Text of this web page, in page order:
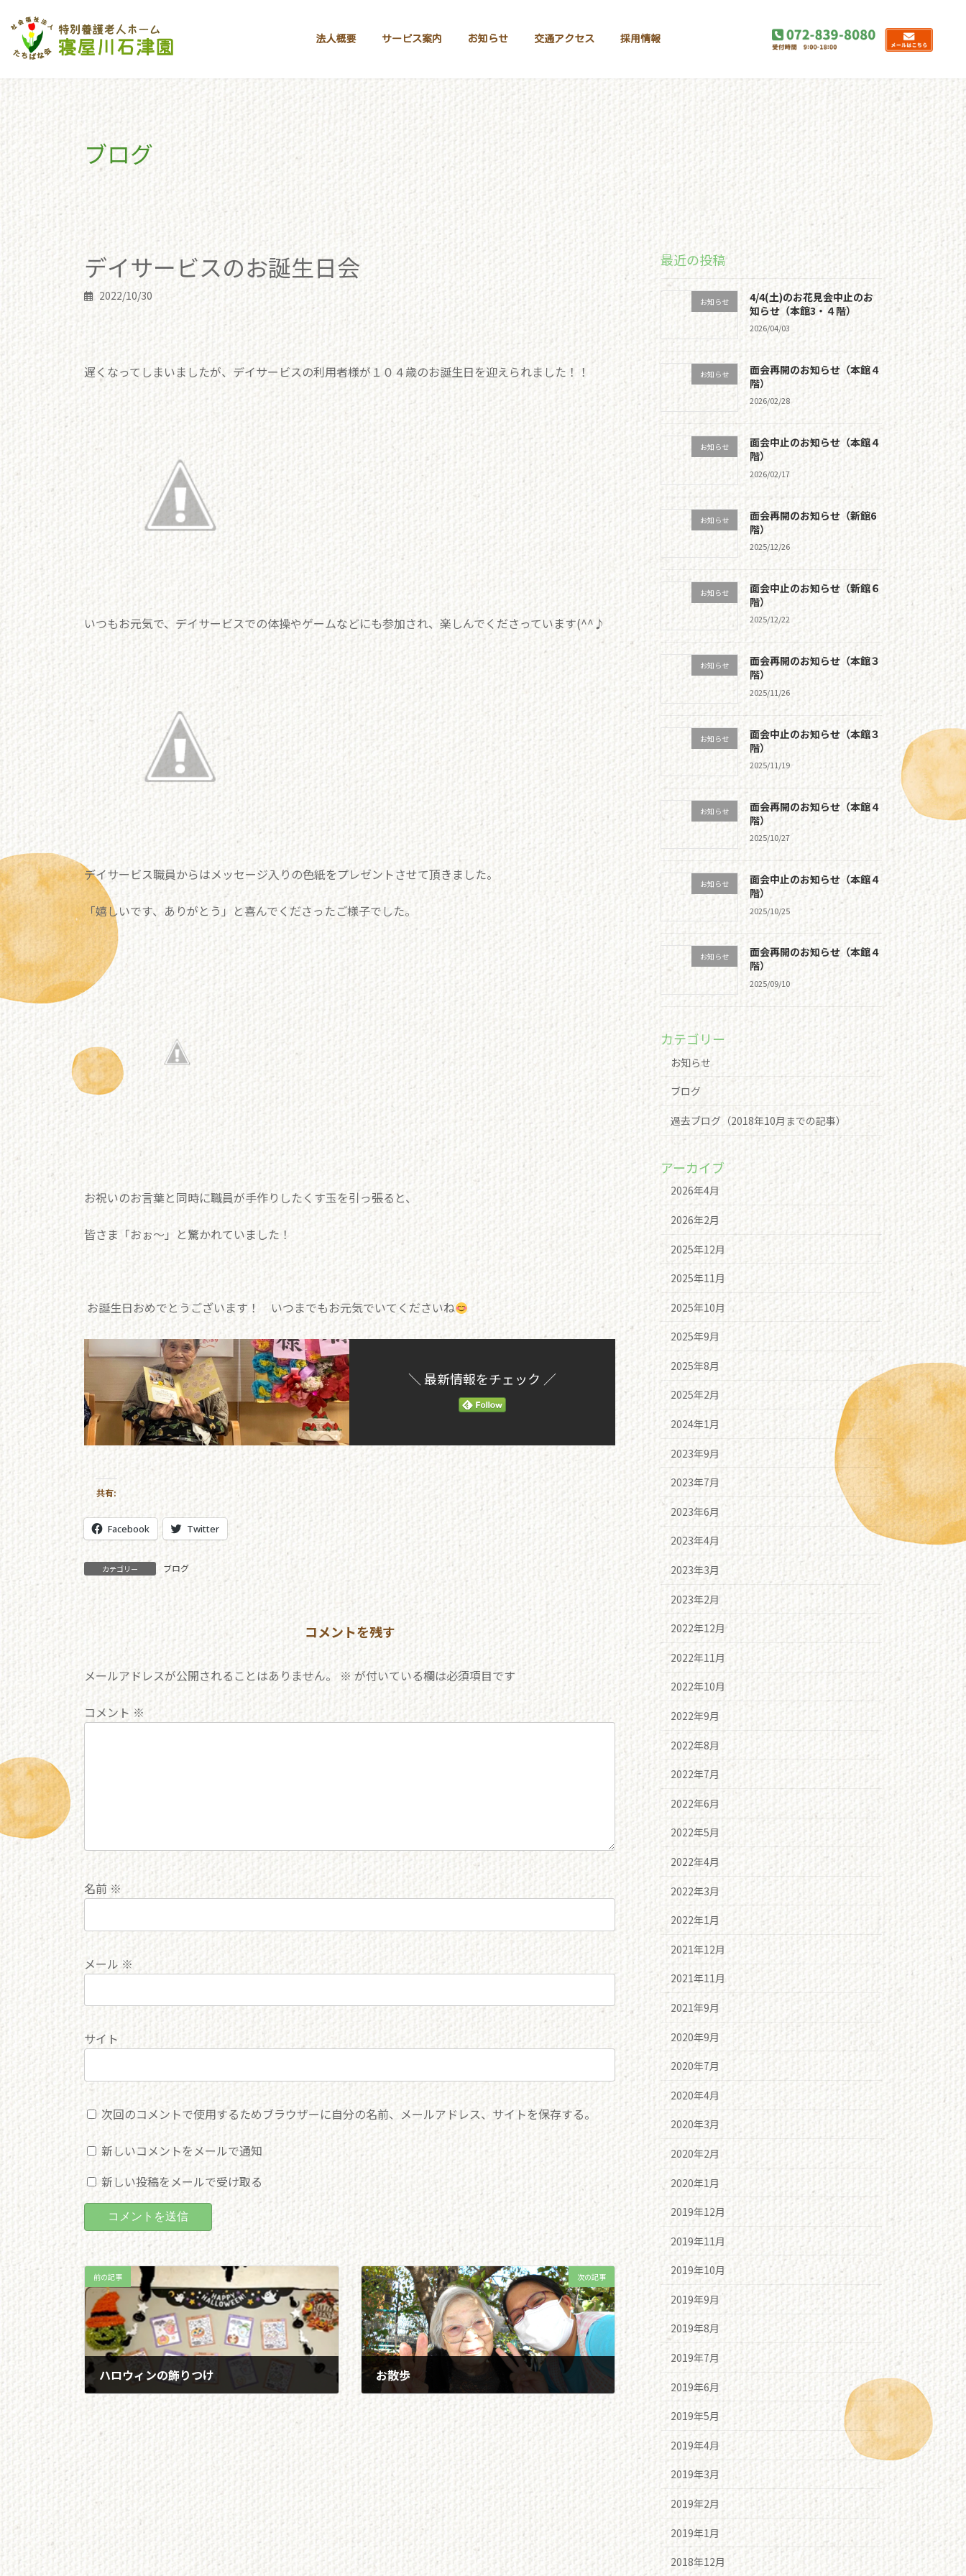
ツ
ッ
シ
移
法人概要 サービス案内 お知らせ 交通アクセス 採用情報
ブログ
toppage ブログ デイサービスのお誕生日会
デイサービスのお誕生日会
2022/10/30
遅くなってしまいましたが、デイサービスの利用者様が１０４歳のお誕生日を迎えられました！！
いつもお元気で、デイサービスでの体操やゲームなどにも参加され、楽しんでくださっています(^^♪
デイサービス職員からはメッセージ入りの色紙をプレゼントさせて頂きました。
「嬉しいです、ありがとう」と喜んでくださったご様子でした。
お祝いのお言葉と同時に職員が手作りしたくす玉を引っ張ると、
皆さま「おぉ～」と驚かれていました！
お誕生日おめでとうございます！ いつまでもお元気でいてくださいね
＼ 最新情報をチェック ／
共有:
Facebook Twitter
カテゴリー ブログ
コメントを残す
メールアドレスが公開されることはありません。 ※ が付いている欄は必須項目です
コメント ※
名前 ※
メール ※
サイト
次回のコメントで使用するためブラウザーに自分の名前、メールアドレス、サイトを保存する。
新しいコメントをメールで通知
新しい投稿をメールで受け取る
前の記事
ハロウィンの飾りつけ
2022/10/25
次の記事
お散歩
2022/11/04
最近の投稿
お知らせ
4/4(土)のお花見会中止のお
知らせ（本館3・４階）
2026/04/03
お知らせ
面会再開のお知らせ（本館４
階）
2026/02/28
お知らせ
面会中止のお知らせ（本館４
階）
2026/02/17
お知らせ
面会再開のお知らせ（新館6
階）
2025/12/26
お知らせ
面会中止のお知らせ（新館６
階）
2025/12/22
お知らせ
面会再開のお知らせ（本館３
階）
2025/11/26
お知らせ
面会中止のお知らせ（本館３
階）
2025/11/19
お知らせ
面会再開のお知らせ（本館４
階）
2025/10/27
お知らせ
面会中止のお知らせ（本館４
階）
2025/10/25
お知らせ
面会再開のお知らせ（本館４
階）
2025/09/10
カテゴリー
お知らせ
ブログ
過去ブログ（2018年10月までの記事）
アーカイブ
2026年4月
2026年2月
2025年12月
2025年11月
2025年10月
2025年9月
2025年8月
2025年2月
2024年1月
2023年9月
2023年7月
2023年6月
2023年4月
2023年3月
2023年2月
2022年12月
2022年11月
2022年10月
2022年9月
2022年8月
2022年7月
2022年6月
2022年5月
2022年4月
2022年3月
2022年1月
2021年12月
2021年11月
2021年9月
2020年9月
2020年7月
2020年4月
2020年3月
2020年2月
2020年1月
2019年12月
2019年11月
2019年10月
2019年9月
2019年8月
2019年7月
2019年6月
2019年5月
2019年4月
2019年3月
2019年2月
2019年1月
2018年12月